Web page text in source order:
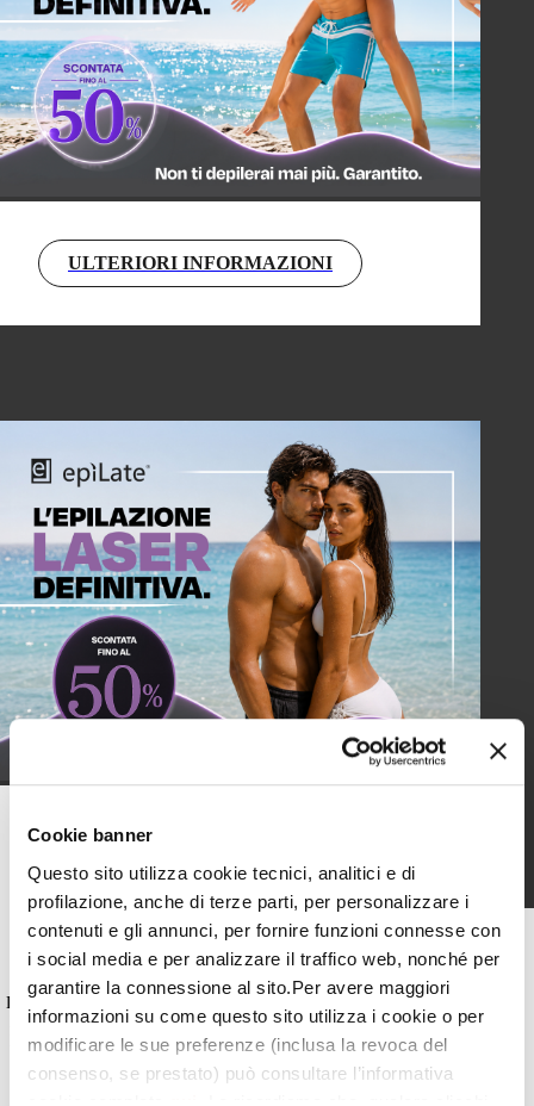
Cookie banner
Questo sito utilizza cookie tecnici, analitici e di
profilazione, anche di terze parti, per personalizzare i
contenuti e gli annunci, per fornire funzioni connesse con
i social media e per analizzare il traffico web, nonché per
garantire la connessione al sito.Per avere maggiori
informazioni su come questo sito utilizza i cookie o per
modificare le sue preferenze (inclusa la revoca del
consenso, se prestato) può consultare l’informativa
ULTERIORI INFORMAZIONI
ULTERIORI INFORMAZIONI
Recensioni
Le recensioni non sono verificate; sono importate da Google Business
Profile e sono una selezione delle pertinenti a 4 o 5 stelle; su Google
Business Profile possono esserci recensioni con valutazioni inferiori.
Puoi leggere tutte le recensioni.